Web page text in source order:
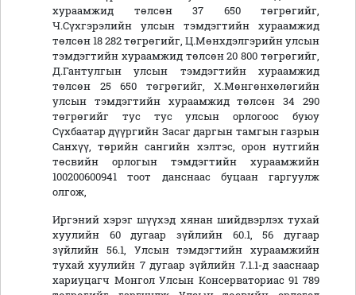
хураамжид төлсөн 37 650 төгрөгийг,
Ч.Сүхгэрэлийн улсын тэмдэгтийн хураамжид
төлсөн 18 282 төгрөгийг, Ц.Мөнхдэлгэрийн улсын
тэмдэгтийн хураамжид төлсөн 20 800 төгрөгийг,
Д.Гантулгын улсын тэмдэгтийн хураамжид
төлсөн 25 650 төгрөгийг, Х.Мөнгөнхөлөгийн
улсын тэмдэгтийн хураамжид төлсөн 34 290
төгрөгийг тус тус улсын орлогоос буюу
Сүхбаатар дүүргийн Засаг даргын тамгын газрын
Санхүү, төрийн сангийн хэлтэс, орон нутгийн
төсвийн орлогын тэмдэгтийн хураамжийн
100200600941 тоот данснаас буцаан гаргуулж
олгож,
Иргэний хэрэг шүүхэд хянан шийдвэрлэх тухай
хуулийн 60 дугаар зүйлийн 60.1, 56 дугаар
зүйлийн 56.1, Улсын тэмдэгтийн хураамжийн
тухай хуулийн 7 дугаар зүйлийн 7.1.1-д зааснаар
хариуцагч Монгол Улсын Консерваториас 91 789